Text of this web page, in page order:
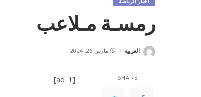
رمسـة مـلاعب
Posted
العربية مارس 26, 2024
SHARE
[ad_1]